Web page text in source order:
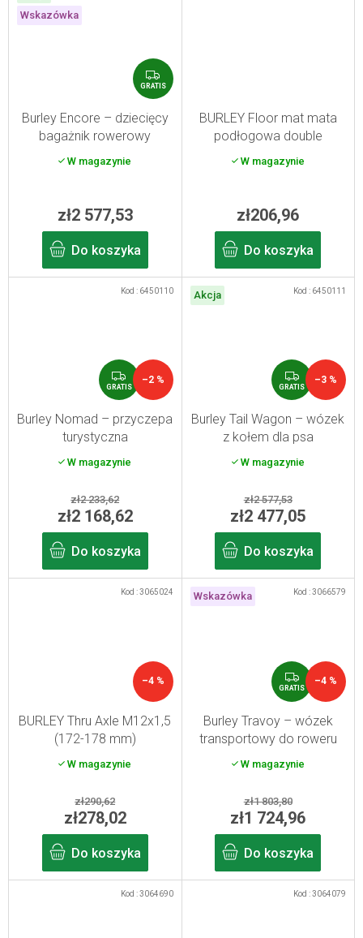
Wskazówka
G
R
A
T
I
GRATIS
Burley Encore – dziecięcy
bagażnik rowerowy
W magazynie
zł2 577,53
Do koszyka
BURLEY Floor mat mata
podłogowa double
W magazynie
zł206,96
Do koszyka
G
R
A
T
S
GRATIS
–2 %
Burley Nomad – przyczepa
turystyczna
W magazynie
zł2 233,62
zł2 168,62
Do koszyka
Kod : 6450110 Akcja
G
R
A
T
S
GRATIS
–3 %
Burley Tail Wagon – wózek
z kołem dla psa
W magazynie
zł2 577,53
zł2 477,05
Do koszyka
Kod : 6450111
–4 %
BURLEY Thru Axle M12x1,5
(172-178 mm)
W magazynie
zł290,62
zł278,02
Do koszyka
Kod :3065024 Wskazówka
G
R
A
T
S
GRATIS
–4 %
Burley Travoy – wózek
transportowy do roweru
W magazynie
zł1 803,80
zł1 724,96
Do koszyka
Kod :3066579
Kod :3064690 Kod :3064079